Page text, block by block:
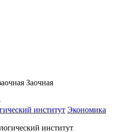
Заочная
институт Экономика